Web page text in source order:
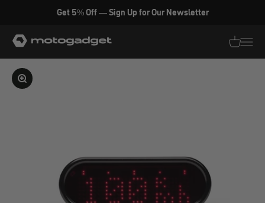
Zum Inhalt springen
Get 5% Off — Sign Up for Our Newsletter
motogadget GmbH
Bild vergrößern